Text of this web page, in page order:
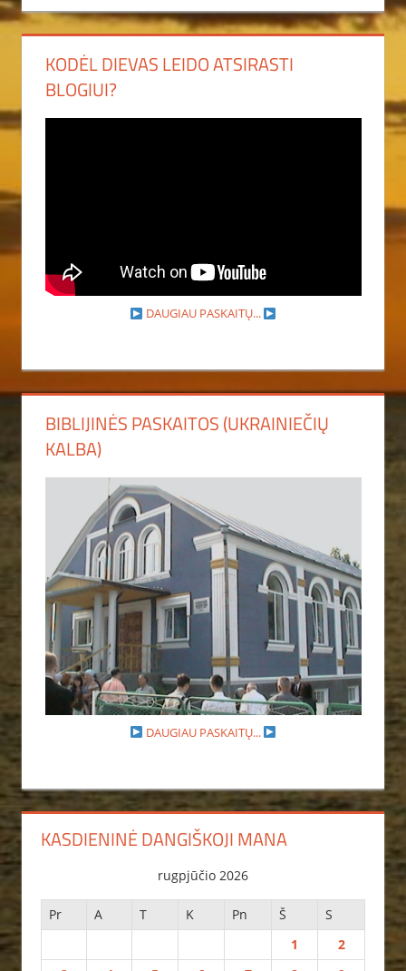
KODĖL DIEVAS LEIDO ATSIRASTI
BLOGIUI?
DAUGIAU PASKAITŲ...
BIBLIJINĖS PASKAITOS (UKRAINIEČIŲ
KALBA)
DAUGIAU PASKAITŲ...
KASDIENINĖ DANGIŠKOJI MANA
rugpjūčio 2026
Pr A T K Pn Š
S
1
2